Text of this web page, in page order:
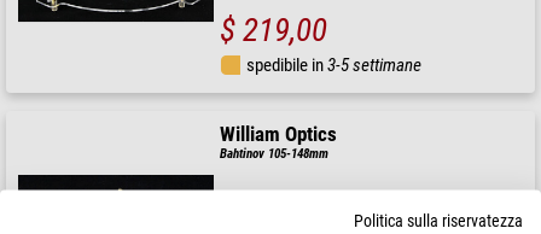
$ 219,00
spedibile in3-5 settimane
William Optics
Bahtinov 105-148mm
Politica sulla riservatezza